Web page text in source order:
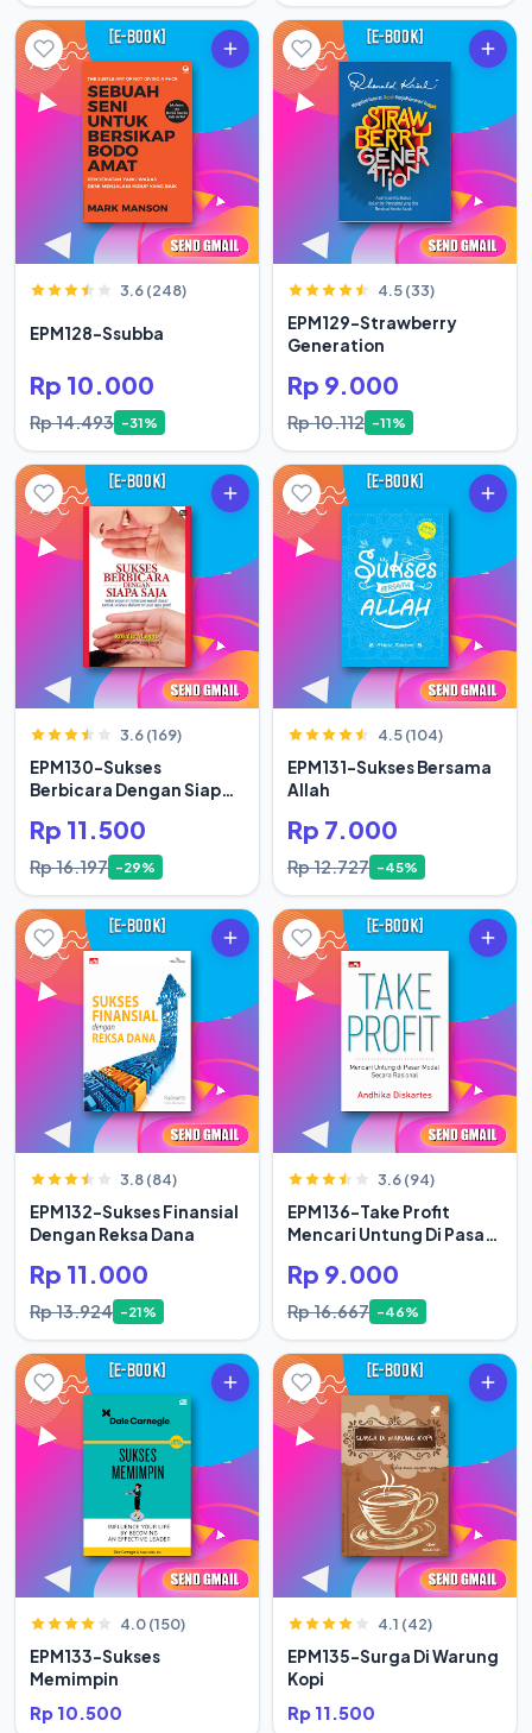
3.6 (248)
EPM128-Ssubba
Rp 10.000
Rp 14.493 -31%
4.5 (33)
EPM129-Strawberry
Generation
Rp 9.000
Rp 10.112 -11%
3.6 (169)
EPM130-Sukses
Berbicara Dengan Siapa
Rp 11.500
Rp 16.197 -29%
4.5 (104)
EPM131-Sukses Bersama
Allah
Rp 7.000
Rp 12.727 -45%
3.8 (84)
EPM132-Sukses Finansial
Dengan Reksa Dana
Rp 11.000
Rp 13.924 -21%
3.6 (94)
EPM136-Take Profit
Mencari Untung Di Pasar
Rp 9.000
Rp 16.667 -46%
4.0 (150)
EPM133-Sukses
Memimpin
Rp 10.500
4.1 (42)
EPM135-Surga Di Warung
Kopi
Rp 11.500